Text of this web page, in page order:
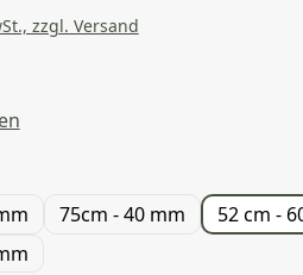
zzgl. Versand
Bewertung von 4.8 von 5
75cm - 40 mm
52 cm -